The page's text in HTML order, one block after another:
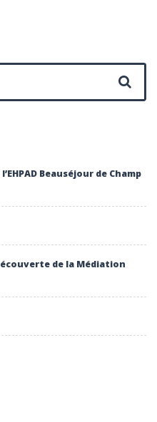
Beauséjour de Champ
de la Médiation